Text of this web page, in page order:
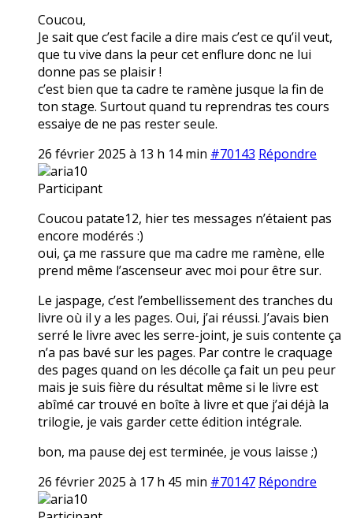
Coucou,
Je sait que c’est facile a dire mais c’est ce qu’il veut,
que tu vive dans la peur cet enflure donc ne lui
donne pas se plaisir !
c’est bien que ta cadre te ramène jusque la fin de
ton stage. Surtout quand tu reprendras tes cours
essaiye de ne pas rester seule.
26 février 2025 à 13 h 14 min #70143 Répondre
aria10
Participant
Coucou patate12, hier tes messages n’étaient pas
encore modérés :)
oui, ça me rassure que ma cadre me ramène, elle
prend même l’ascenseur avec moi pour être sur.
Le jaspage, c’est l’embellissement des tranches du
livre où il y a les pages. Oui, j’ai réussi. J’avais bien
serré le livre avec les serre-joint, je suis contente ça
n’a pas bavé sur les pages. Par contre le craquage
des pages quand on les décolle ça fait un peu peur
mais je suis fière du résultat même si le livre est
abîmé car trouvé en boîte à livre et que j’ai déjà la
trilogie, je vais garder cette édition intégrale.
bon, ma pause dej est terminée, je vous laisse ;)
26 février 2025 à 17 h 45 min #70147 Répondre
aria10